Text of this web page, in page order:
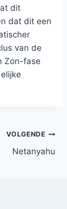
dit
dat dit een
van de
Zon-fase
VOLGENDE
Netanyahu